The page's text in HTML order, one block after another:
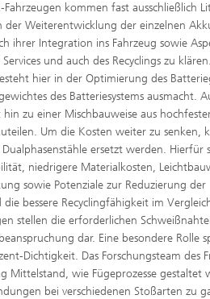
Fahrzeugen kommen fast ausschließlich
der Weiterentwicklung der einzelnen
ihrer Integration ins Fahrzeug sowie
und auch des Recyclings zu
hier in der Optimierung des
des Batteriesystems ausmacht.
zu einer Mischbauweise aus
Um die Kosten weiter zu senken,
ersetzt werden. Hierfür
niedrigere Materialkosten,
sowie Potenziale zur Reduzierung der
die bessere Recyclingfähigkeit im
stellen die erforderlichen
dar. Eine besondere Rolle
Dichtigkeit. Das Forschungsteam des
Mittelstand, wie Fügeprozesse gestaltet
bei verschiedenen Stoßarten zu